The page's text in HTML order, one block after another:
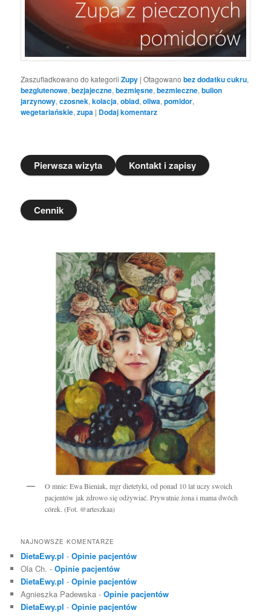
Zaszufladkowano do kategorii Zupy |Otagowano bez dodatku cukru,
bezglutenowe,bezjajeczne,bezmięsne,bezmleczne,bulion
jarzynowy,czosnek,kolacja,obiad,oliwa,pomidor,
wegetariańskie,zupa | Dodaj komentarz
Pierwsza wizyta Kontakt i zapisy
Cennik
O mnie: Ewa Bieniak, mgr dietetyki, od ponad 10 lat uczy swoich
pacjentów jak zdrowo się odżywiać. Prywatnie żona i mama dwóch
córek. (Fot. @arteszkaa)
NAJNOWSZE KOMENTARZE
DietaEwy.pl -Opinie pacjentów
Ola Ch. -Opinie pacjentów
DietaEwy.pl -Opinie pacjentów
Agnieszka Padewska -Opinie pacjentów
DietaEwy.pl -Opinie pacjentów